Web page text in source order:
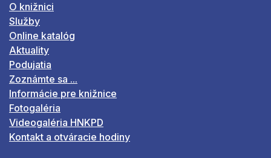
O knižnici
Služby
Online katalóg
Aktuality
Podujatia
Zoznámte sa ...
Informácie pre knižnice
Fotogaléria
Videogaléria HNKPD
Kontakt a otváracie hodiny